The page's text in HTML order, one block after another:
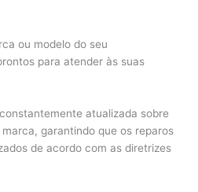
ou modelo do seu
para atender às suas
atualizada sobre
garantindo que os reparos
de acordo com as diretrizes